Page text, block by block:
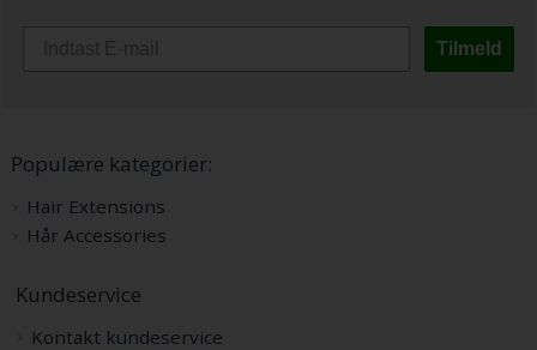
Tilmeld
Populære kategorier:
Hair Extensions
Hår Accessories
Kundeservice
Kontakt kundeservice